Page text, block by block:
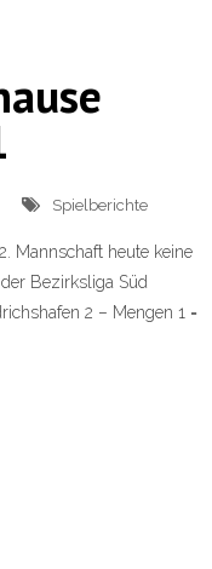
Spielberichte
Mannschaft heute keine
Bezirksliga Süd
2 – Mengen 1 =